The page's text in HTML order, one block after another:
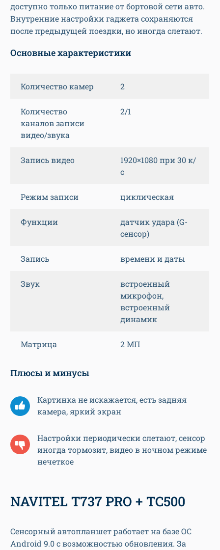
доступно только питание от бортовой сети авто.
Внутренние настройки гаджета сохраняются
после предыдущей поездки, но иногда слетают.
Основные характеристики
Количество камер 2
Количество
каналов записи
видео/звука
2/1
Запись видео
1920×1080 при 30 к/
с
Режим записи циклическая
Функции
датчик удара (G-
сенсор)
Запись времени и даты
Звук
встроенный
микрофон,
встроенный
динамик
Матрица 2 МП
Плюсы и минусы
Картинка не искажается, есть задняя
камера, яркий экран
Настройки периодически слетают, сенсор
иногда тормозит, видео в ночном режиме
нечеткое
NAVITEL T737 PRO + TC500
Сенсорный автопланшет работает на базе ОС
Android 9.0 с возможностью обновления. За